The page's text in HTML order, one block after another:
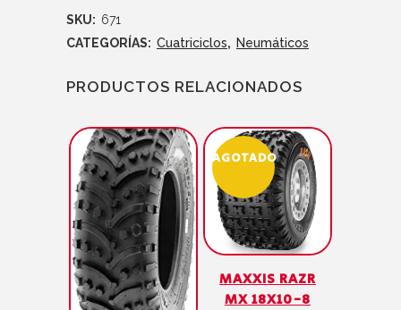
SKU: 671
CATEGORÍAS: Cuatriciclos, Neumáticos
PRODUCTOS RELACIONADOS
AGOTADO
MAXXIS RAZR
MX 18X10-8